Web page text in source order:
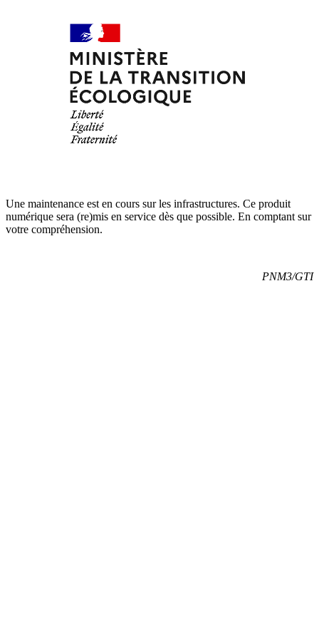
Une maintenance est en cours sur les infrastructures. Ce produit
numérique sera (re)mis en service dès que possible. En comptant sur
votre compréhension.
PNM3/GTI